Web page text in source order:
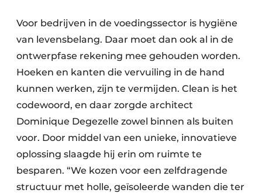
Voor bedrijven in de voedingssector is hygiëne
van levensbelang. Daar moet dan ook al in de
ontwerpfase rekening mee gehouden worden.
Hoeken en kanten die vervuiling in de hand
kunnen werken, zijn te vermijden. Clean is het
codewoord, en daar zorgde architect
Dominique Degezelle zowel binnen als buiten
voor. Door middel van een unieke, innovatieve
oplossing slaagde hij erin om ruimte te
besparen. “We kozen voor een zelfdragende
structuur met holle, geïsoleerde wanden die ter